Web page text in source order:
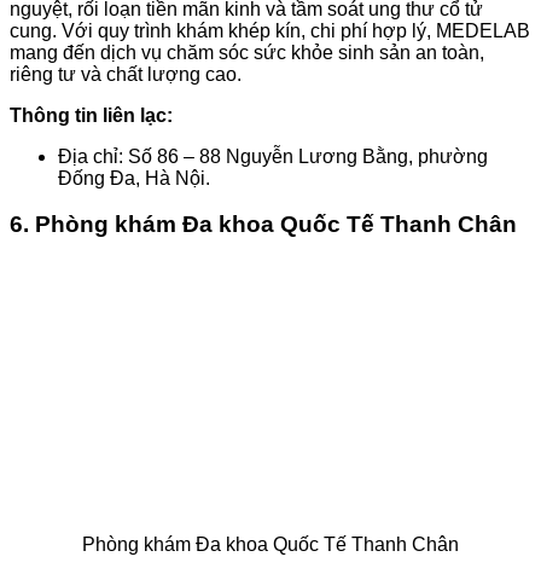
nguyệt, rối loạn tiền mãn kinh và tầm soát ung thư cổ tử
cung. Với quy trình khám khép kín, chi phí hợp lý, MEDELAB
mang đến dịch vụ chăm sóc sức khỏe sinh sản an toàn,
riêng tư và chất lượng cao.
Thông tin liên lạc:
Địa chỉ: Số 86 – 88 Nguyễn Lương Bằng, phường
Đống Đa, Hà Nội.
6. Phòng khám Đa khoa Quốc Tế Thanh Chân
Phòng khám Đa khoa Quốc Tế Thanh Chân